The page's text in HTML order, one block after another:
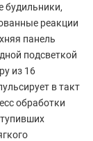
будильники,
реакции
панель
подсветкой
из 16
в такт
обработки